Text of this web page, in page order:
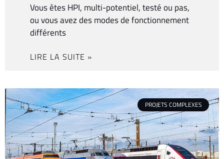
Vous êtes HPI, multi-potentiel, testé ou pas,
ou vous avez des modes de fonctionnement
différents
LIRE LA SUITE »
PROJETS COMPLEXES